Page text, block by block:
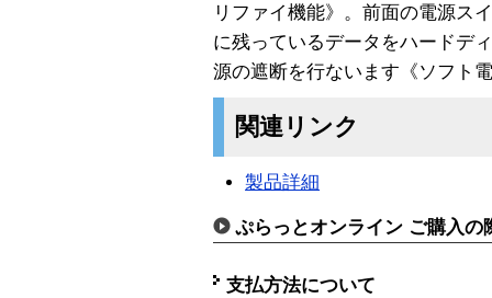
リファイ機能》。前面の電源ス
に残っているデータをハードデ
源の遮断を行ないます《ソフト
関連リンク
製品詳細
ぷらっとオンライン ご購入の
支払方法について